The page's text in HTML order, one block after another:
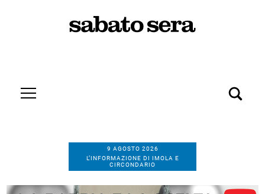
9 AGOSTO 2026
L’INFORMAZIONE DI IMOLA E
CIRCONDARIO